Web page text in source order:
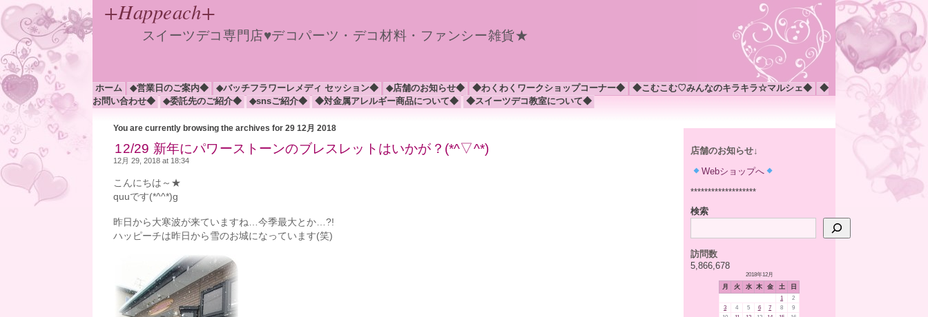
+Happeach+
スイーツデコ専門店♥デコパーツ・デコ材料・ファンシー雑貨★
ホーム ◆営業日のご案内◆ ◆バッチフラワーレメディ セッション◆ ◆店舗のお知らせ◆ ◆わくわくワークショップコーナー◆ ◆こむこむ♡みんなのキラキラ☆マルシェ◆
◆
お問い合わせ◆
◆委託先のご紹介◆ ◆snsご紹介◆ ◆対金属アレルギー商品について◆ ◆スイーツデコ教室について◆
店舗のお知らせ↓
Webショップへ
*******************
検索
訪問数
5,866,678
2018年12月
月 火 水 木 金 土 日
1
2
3
4 5 6 7 8
9
You are currently browsing the archives for 29 12月 2018
12/29 新年にパワーストーンのブレスレットはいかが？(*^▽^*)
12月 29, 2018 at 18:34
こんにちは～★
quuです(*^^*)g
昨日から大寒波が来ていますね…今季最大とか…?!
ハッピーチは昨日から雪のお城になっています(笑)